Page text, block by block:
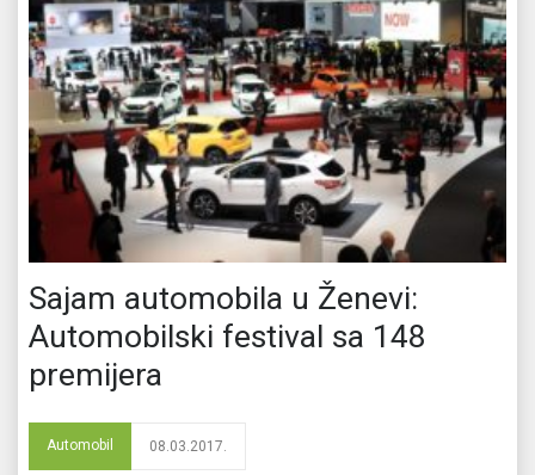
Sajam automobila u Ženevi:
Automobilski festival sa 148
premijera
Automobil 08.03.2017.